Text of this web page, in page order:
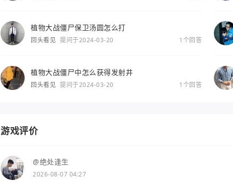
植物大战僵尸保卫汤圆怎么打
回头看见 提问于2024-03-20 1个回答
植物大战僵尸中怎么获得发射井
回头看见 提问于2024-03-20 1个回答
游戏评价
@绝处逢生
2026-08-07 04:27